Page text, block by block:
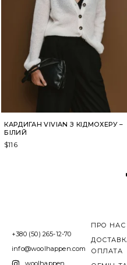
КАРДИГАН VIVIAN З КІДМОХЕРУ –
БІЛИЙ
$116
+380 (50) 265-12-70
info@woolhappen.com
ПРО НАС
ОПЛАТА